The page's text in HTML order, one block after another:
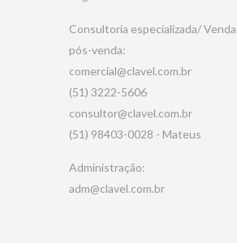
Consultoria especializada/
pós-venda:
comercial@clavel.com.br
(51) 3222-5606
consultor@clavel.com.br
(51) 98403-0028 - Mateus
Administração:
adm@clavel.com.br